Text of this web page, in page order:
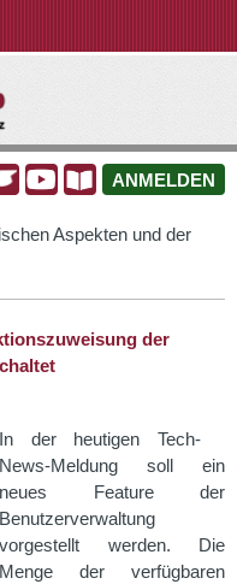
A ANMELDEN
Aspekten und der
der
In der heutigen Tech-
News-Meldung soll ein
neues Feature der
Benutzerverwaltung
vorgestellt werden. Die
Menge der verfügbaren